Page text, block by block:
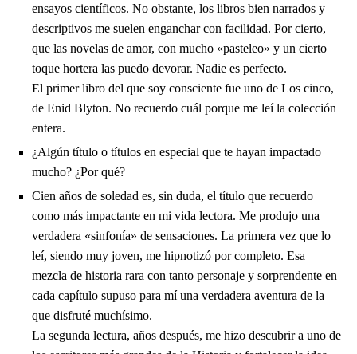
ensayos científicos. No obstante, los libros bien narrados y
descriptivos me suelen enganchar con facilidad. Por cierto,
que las novelas de amor, con mucho «pasteleo» y un cierto
toque hortera las puedo devorar. Nadie es perfecto.
El primer libro del que soy consciente fue uno de Los cinco,
de Enid Blyton. No recuerdo cuál porque me leí la colección
entera.
¿Algún título o títulos en especial que te hayan impactado
mucho? ¿Por qué?
Cien años de soledad es, sin duda, el título que recuerdo
como más impactante en mi vida lectora. Me produjo una
verdadera «sinfonía» de sensaciones. La primera vez que lo
leí, siendo muy joven, me hipnotizó por completo. Esa
mezcla de historia rara con tanto personaje y sorprendente en
cada capítulo supuso para mí una verdadera aventura de la
que disfruté muchísimo.
La segunda lectura, años después, me hizo descubrir a uno de